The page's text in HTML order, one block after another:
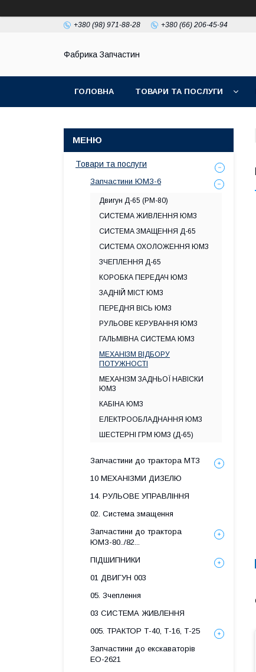
+380 (98) 971-88-28 +380 (66) 206-45-94
Фабрика Запчастин
ГОЛОВНА ТОВАРИ ТА ПОСЛУГИ
Товари та послуги
Запчастини ЮМЗ-6
Двигун Д-65 (РМ-80)
СИСТЕМА ЖИВЛЕННЯ ЮМЗ
СИСТЕМА ЗМАЩЕННЯ Д-65
СИСТЕМА ОХОЛОЖЕННЯ ЮМЗ
ЗЧЕПЛЕННЯ Д-65
КОРОБКА ПЕРЕДАЧ ЮМЗ
ЗАДНІЙ МІСТ ЮМЗ
ПЕРЕДНЯ ВІСЬ ЮМЗ
РУЛЬОВЕ КЕРУВАННЯ ЮМЗ
ГАЛЬМІВНА СИСТЕМА ЮМЗ
МЕХАНІЗМ ВІДБОРУ
ПОТУЖНОСТІ
МЕХАНІЗМ ЗАДНЬОЇ НАВІСКИ
ЮМЗ
КАБІНА ЮМЗ
ЕЛЕКТРООБЛАДНАННЯ ЮМЗ
ШЕСТЕРНІ ГРМ ЮМЗ (Д-65)
Запчастини до трактора МТЗ
10 МЕХАНІЗМИ ДИЗЕЛЮ
14. РУЛЬОВЕ УПРАВЛІННЯ
02. Система змащення
Запчастини до трактора
ЮМЗ-80../82...
ПІДШИПНИКИ
01 ДВИГУН 003
05. Зчеплення
03 СИСТЕМА ЖИВЛЕННЯ
005. ТРАКТОР Т-40, Т-16, Т-25
Запчастини до екскаваторів
ЕО-2621